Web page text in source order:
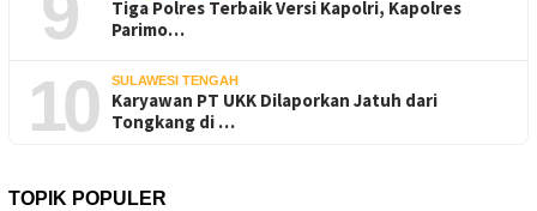
Tiga Polres Terbaik Versi Kapolri, Kapolres
Parimo…
10 SULAWESI TENGAH
Karyawan PT UKK Dilaporkan Jatuh dari
Tongkang di …
TOPIK POPULER